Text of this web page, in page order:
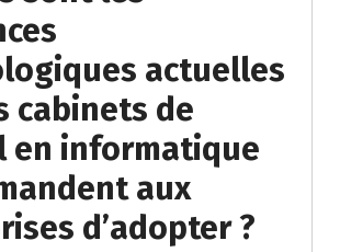
actuelles
cabinets de
en informatique
aux
d’adopter ?